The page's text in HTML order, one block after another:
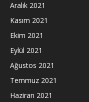
Aralık 2021
Kasım 2021
Ekim 2021
Eylül 2021
Ağustos 2021
Temmuz 2021
Haziran 2021